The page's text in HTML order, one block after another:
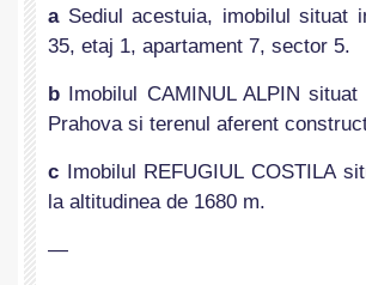
aSediul acestuia, imobilul situat
35, etaj 1, apartament 7, sector 5.
b Imobilul CAMINUL ALPIN
Prahova si terenul aferent
c Imobilul REFUGIUL COSTILA
la altitudinea de 1680 m.
—